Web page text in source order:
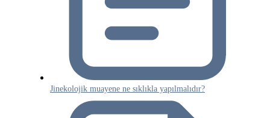
Jinekolojik muayene ne sıklıkla yapılmalıdır?